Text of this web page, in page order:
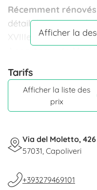
Récemment rénovés
détails historiques
XVIIIe siècle, la Villa
appartement est
expérience de
confort moderne et
Chaque appartement
terrasse avec vue
ondes et
Afficher la
Tarifs
Afficher la liste des
prix
Via del Moletto, 426
57031, Capoliveri
+393279469101